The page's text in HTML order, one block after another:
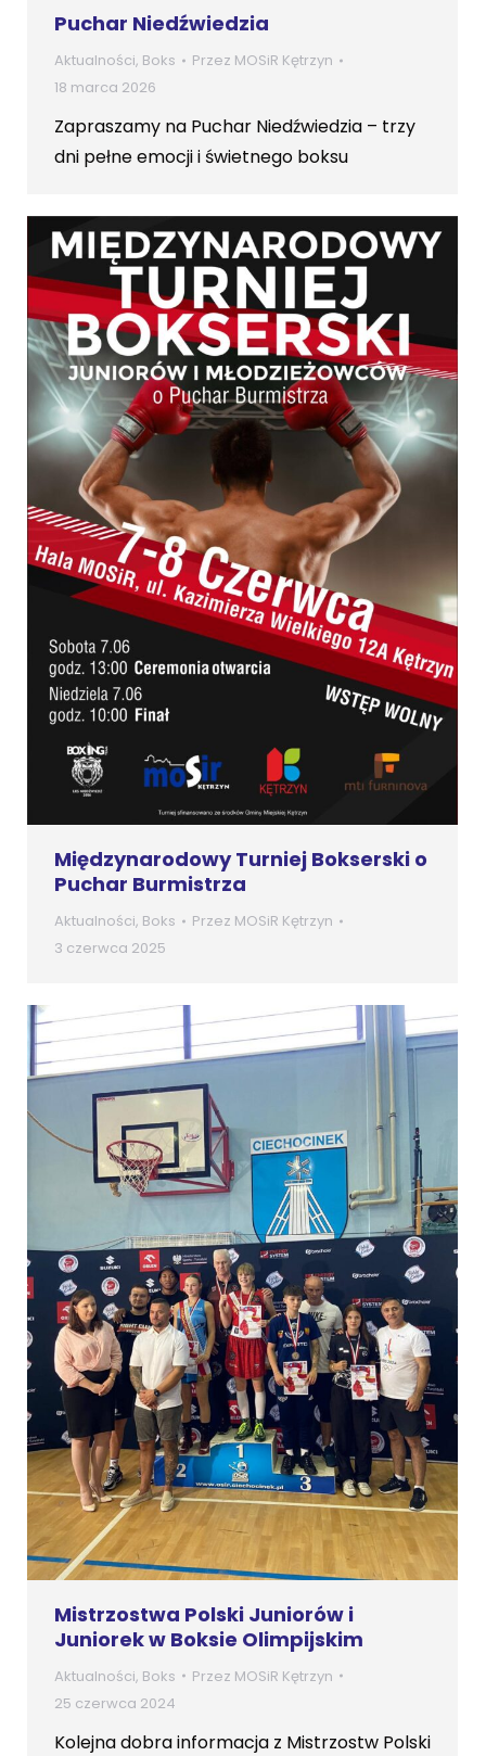
Puchar Niedźwiedzia
Aktualności, Boks Przez MOSiR Kętrzyn
18 marca 2026
Zapraszamy na Puchar Niedźwiedzia – trzy
dni pełne emocji i świetnego boksu
Międzynarodowy Turniej Bokserski o
Puchar Burmistrza
Aktualności, Boks Przez MOSiR Kętrzyn
3 czerwca 2025
Mistrzostwa Polski Juniorów i
Juniorek w Boksie Olimpijskim
Aktualności, Boks Przez MOSiR Kętrzyn
25 czerwca 2024
Kolejna dobra informacja z Mistrzostw Polski